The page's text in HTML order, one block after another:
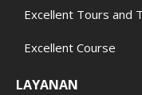
Excellent Tours and
Excellent Course
LAYANAN